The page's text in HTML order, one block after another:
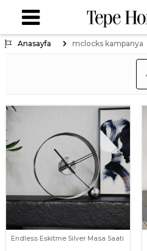
Anasayfa mclocks kampanya
Endless Eskitme Silver Masa Saati